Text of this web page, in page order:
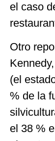
el caso
Otro
(el
% de la
el 38 %